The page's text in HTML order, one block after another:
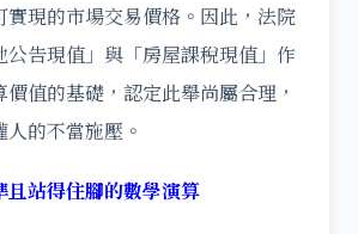
實現的市場交易價格。因此，法院
公告現值」與「房屋課稅現值」作
值的基礎，認定此舉尚屬合理，
的不當施壓。
且站得住腳的數學演算